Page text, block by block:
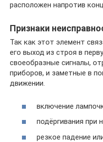
расположен напротив
Признаки
Так как этот элемент
его выход из строя в
своеобразные сигналы,
приборов, и заметные в
движении.
включение
подёргивания при
резкое падение